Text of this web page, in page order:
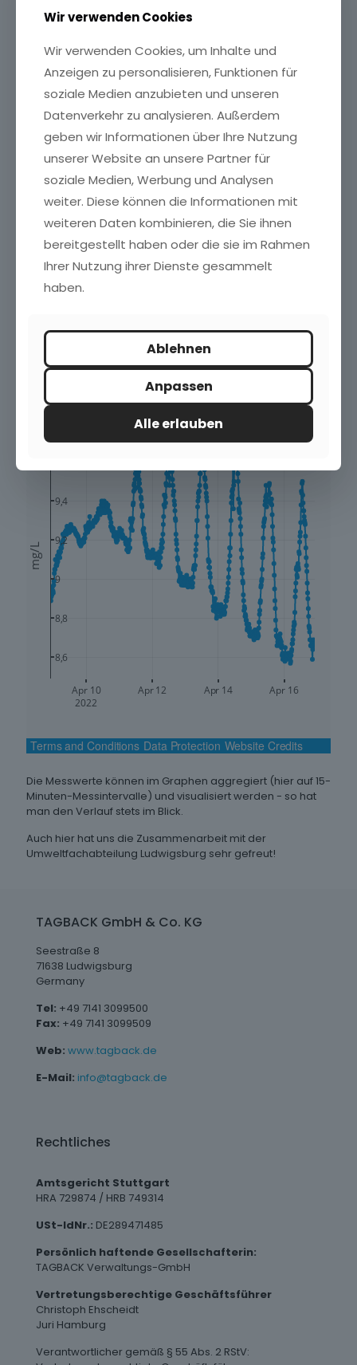
Die Messwerte können im Graphen aggregiert (hier auf 15-
Minuten-Messintervalle) und visualisiert werden - so hat
man den Verlauf stets im Blick.
Auch hier hat uns die Zusammenarbeit mit der
Umweltfachabteilung Ludwigsburg sehr gefreut!
TAGBACK GmbH & Co. KG
Seestraße 8
71638 Ludwigsburg
Germany
Tel: +49 7141 3099500
Fax: +49 7141 3099509
Web: www.tagback.de
E-Mail: info@tagback.de
Rechtliches
Amtsgericht Stuttgart
HRA 729874 / HRB 749314
USt-IdNr.: DE289471485
Persönlich haftende Gesellschafterin:
TAGBACK Verwaltungs-GmbH
Vertretungsberechtige Geschäftsführer
Christoph Ehscheidt
Juri Hamburg
Verantwortlicher gemäß § 55 Abs. 2 RStV:
Wir verwenden Cookies
Wir verwenden Cookies, um Inhalte und
Anzeigen zu personalisieren, Funktionen für
soziale Medien anzubieten und unseren
Datenverkehr zu analysieren. Außerdem
geben wir Informationen über Ihre Nutzung
unserer Website an unsere Partner für
soziale Medien, Werbung und Analysen
weiter. Diese können die Informationen mit
weiteren Daten kombinieren, die Sie ihnen
bereitgestellt haben oder die sie im Rahmen
Ihrer Nutzung ihrer Dienste gesammelt
haben.
Ablehnen
Anpassen
Alle erlauben